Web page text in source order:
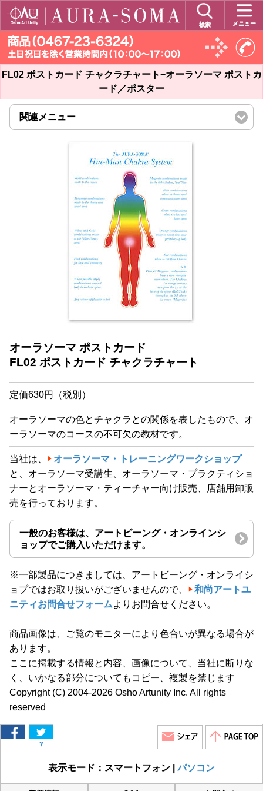
検索 メニュー
FL02 ポストカード チャクラチャート−オーラソーマ ポストカ
ード／ポスター
関連メニュー
to
contents
オーラソーマ ポストカード
FL02 ポストカード チャクラチャート
定価630円（税別）
オーラソーマの色とチャクラとの関係を表したもので、オ
ーラソーマのコースの不可欠の教材です。
当社は、
オーラソーマ・トレーニングワークショップ
と、オーラソーマ受講生、オーラソーマ・プラクティショ
ナーとオーラソーマ・ティーチャー向け販売、店舗用卸販
売を行っております。
一般のお客様は、アートビーング・オンラインシ
ョップでご購入いただけます。
※一部製品につきましては、アートビーング・オンライシ
ョプではお取り扱いがございませんので、
和尚アートユ
ニティお問合せフォームよりお問合せください。
商品画像は、ご覧のモニターにより色合いが異なる場合が
あります。
ここに掲載する情報と内容、画像について、当社に断りな
く、いかなる部分についてもコピー、複製を禁じます
Copyright (C) 2004-2026 Osho Artunity Inc. All rights
reserved
?
表示モード：スマートフォン |パソコン